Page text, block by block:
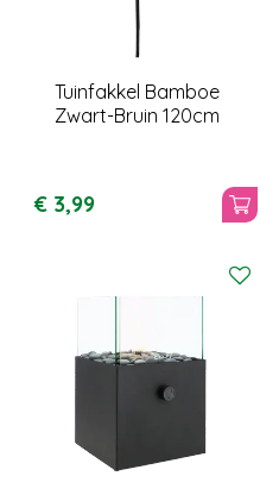
Tuinfakkel Bamboe
Zwart-Bruin 120cm
€ 3,99